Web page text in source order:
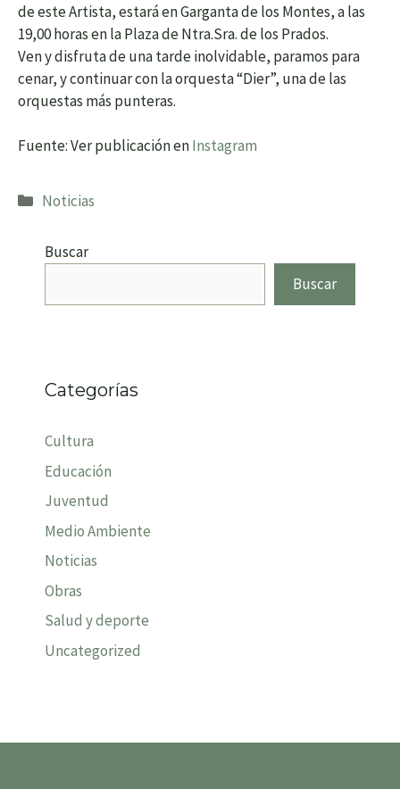
de este Artista, estará en Garganta de los Montes, a las
19,00 horas en la Plaza de Ntra.Sra. de los Prados.
Ven y disfruta de una tarde inolvidable, paramos para
cenar, y continuar con la orquesta “Dier”, una de las
orquestas más punteras.
Fuente: Ver publicación enInstagram
Categorías
Noticias
Buscar
Buscar
Categorías
Cultura
Educación
Juventud
Medio Ambiente
Noticias
Obras
Salud y deporte
Uncategorized